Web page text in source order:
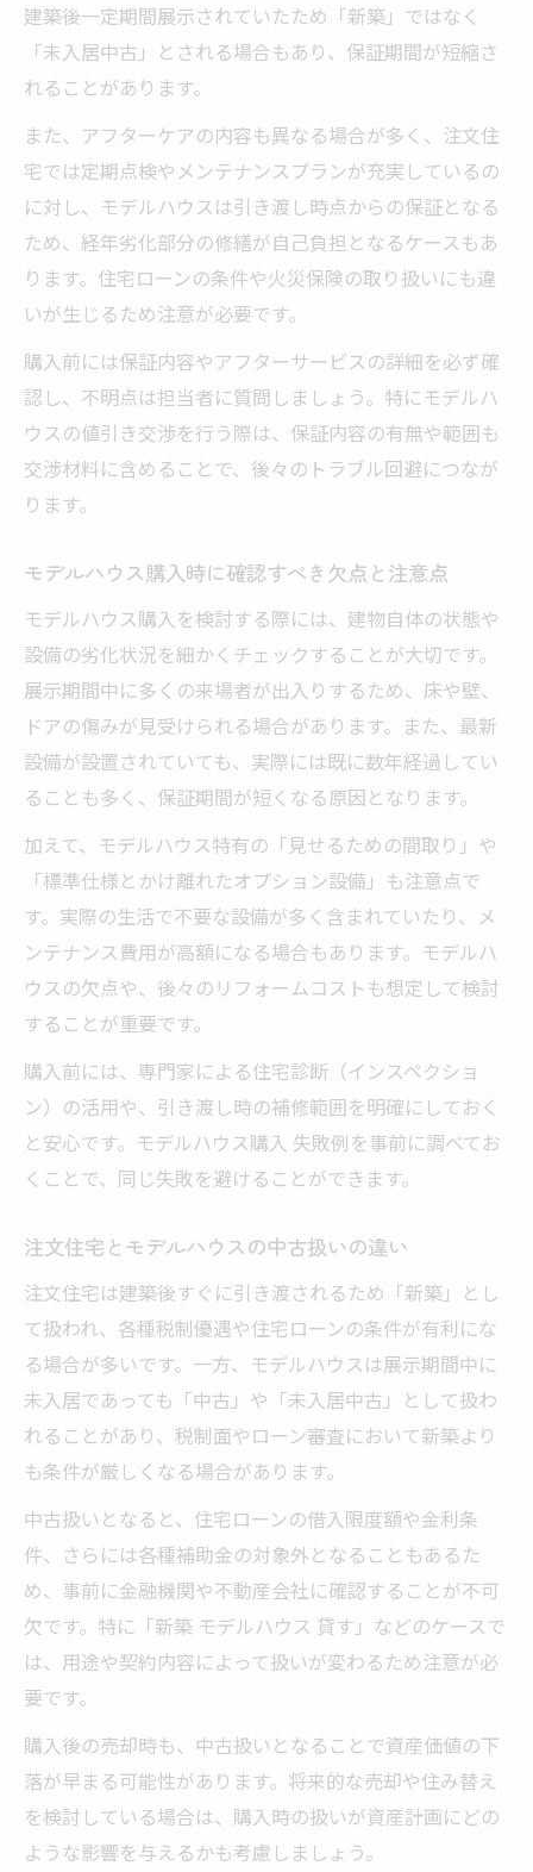
建築後一定期間展示されていたため「新築」ではなく
「未入居中古」とされる場合もあり、保証期間が短縮さ
れることがあります。
また、アフターケアの内容も異なる場合が多く、注文住
宅では定期点検やメンテナンスプランが充実しているの
に対し、モデルハウスは引き渡し時点からの保証となる
ため、経年劣化部分の修繕が自己負担となるケースもあ
ります。住宅ローンの条件や火災保険の取り扱いにも違
いが生じるため注意が必要です。
購入前には保証内容やアフターサービスの詳細を必ず確
認し、不明点は担当者に質問しましょう。特にモデルハ
ウスの値引き交渉を行う際は、保証内容の有無や範囲も
交渉材料に含めることで、後々のトラブル回避につなが
ります。
モデルハウス購入時に確認すべき欠点と注意点
モデルハウス購入を検討する際には、建物自体の状態や
設備の劣化状況を細かくチェックすることが大切です。
展示期間中に多くの来場者が出入りするため、床や壁、
ドアの傷みが見受けられる場合があります。また、最新
設備が設置されていても、実際には既に数年経過してい
ることも多く、保証期間が短くなる原因となります。
加えて、モデルハウス特有の「見せるための間取り」や
「標準仕様とかけ離れたオプション設備」も注意点で
す。実際の生活で不要な設備が多く含まれていたり、メ
ンテナンス費用が高額になる場合もあります。モデルハ
ウスの欠点や、後々のリフォームコストも想定して検討
することが重要です。
購入前には、専門家による住宅診断（インスペクショ
ン）の活用や、引き渡し時の補修範囲を明確にしておく
と安心です。モデルハウス購入 失敗例を事前に調べてお
くことで、同じ失敗を避けることができます。
注文住宅とモデルハウスの中古扱いの違い
注文住宅は建築後すぐに引き渡されるため「新築」とし
て扱われ、各種税制優遇や住宅ローンの条件が有利にな
る場合が多いです。一方、モデルハウスは展示期間中に
未入居であっても「中古」や「未入居中古」として扱わ
れることがあり、税制面やローン審査において新築より
も条件が厳しくなる場合があります。
中古扱いとなると、住宅ローンの借入限度額や金利条
件、さらには各種補助金の対象外となることもあるた
め、事前に金融機関や不動産会社に確認することが不可
欠です。特に「新築 モデルハウス 貸す」などのケースで
は、用途や契約内容によって扱いが変わるため注意が必
要です。
購入後の売却時も、中古扱いとなることで資産価値の下
落が早まる可能性があります。将来的な売却や住み替え
を検討している場合は、購入時の扱いが資産計画にどの
ような影響を与えるかも考慮しましょう。